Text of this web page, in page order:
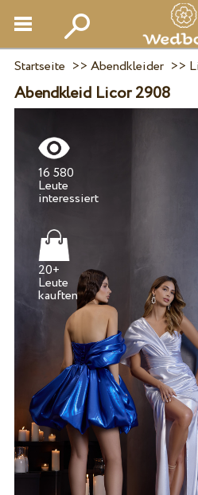
Startseite >> Abendkleider>>
Abendkleid Licor 2908
16 580
Leute
20+
Leute
kauften